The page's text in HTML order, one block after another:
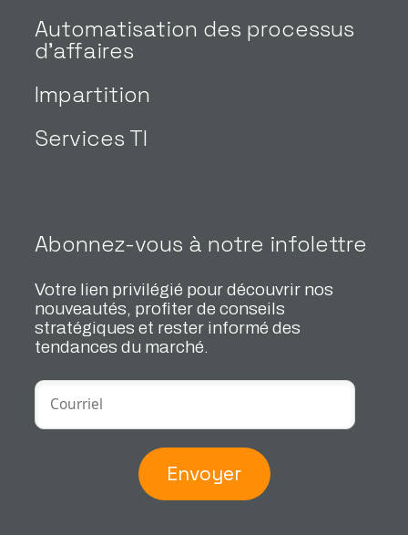
Automatisation des processus
d’affaires
Impartition
Services TI
Abonnez-vous à notre infolettre
Votre lien privilégié pour découvrir nos
nouveautés, profiter de conseils
stratégiques et rester informé des
tendances du marché.
Envoyer